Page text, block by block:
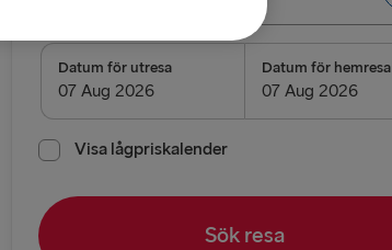
Göteborg → Kiel
Trelleborg → Rostock
Kiel → Göteborg
Rostock → Trelleborg
Datum för utresa Datum för hemresa
Visa lågpriskalender
Sök resa